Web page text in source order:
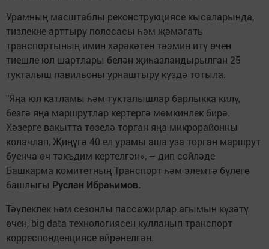
Урамның масштаблы реконструкциясе кысаларында,
тизлекне арттыру полосасы һәм җәмәгать
транспортының имин хәрәкәтен тәэмин итү өчен
тиешле юл шартлары белән җиһазландырылган 25
тукталыш павильоны урнаштыру күздә тотыла.
"Яңа юл катламы һәм тукталышлар барлыкка килү,
безгә яңа маршрутлар кертергә мөмкинлек бирә.
Хәзерге вакытта төзелә торган яңа микрорайонны
колачлап, Җиңүгә 40 ел урамы аша уза торган маршрут
буенча өч тәкъдим кертелгән», – дип сөйләде
Башкарма комитетның Транспорт һәм элемтә бүлеге
башлыгы Руслан Ибраһимов.
Тәүлеклек һәм сезонлы пассажирлар агымын күзәтү
өчен, big data технологиясен кулланып транспорт
корреспонденциясе өйрәнелгән.